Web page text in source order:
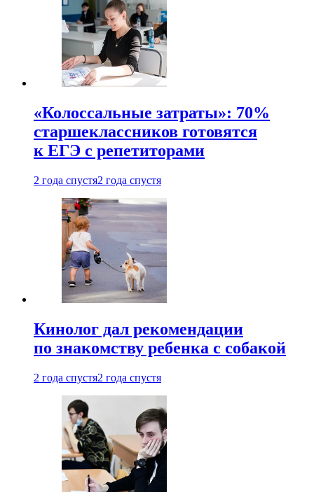
«Колоссальные затраты»: 70%
старшеклассников готовятся
к ЕГЭ с репетиторами
2 года спустя2 года спустя
Кинолог дал рекомендации
по знакомству ребенка с собакой
2 года спустя2 года спустя